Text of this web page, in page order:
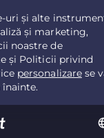
pentru